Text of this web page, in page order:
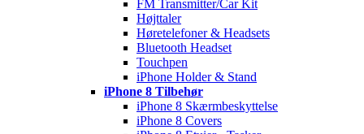
FM Transmitter/Car Kit
Højttaler
Høretelefoner & Headsets
Bluetooth Headset
Touchpen
iPhone Holder & Stand
iPhone 8 Tilbehør
iPhone 8 Skærmbeskyttelse
iPhone 8 Covers